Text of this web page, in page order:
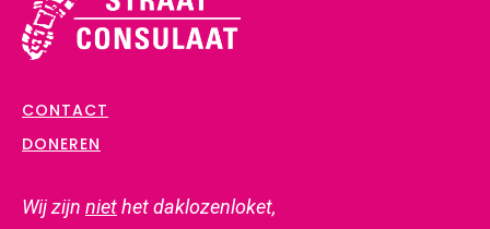
CONTACT
DONEREN
Wij zijn niethet daklozenloket,